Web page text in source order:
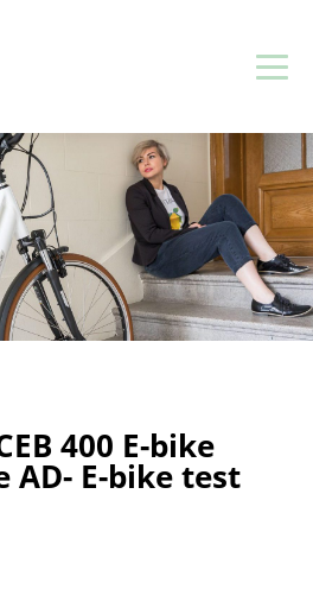
400 E-bike
E-bike test